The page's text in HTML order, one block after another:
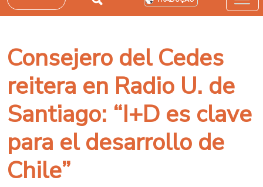
Consejero del Cedes
reitera en Radio U. de
Santiago: “I+D es clave
para el desarrollo de
Chile”